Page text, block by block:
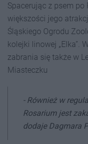
Spacerując z psem
większości jego
Śląskiego Ogrodu
kolejki linowej „Elka”.
zabrania się także w
Miasteczku
- Również w
Rosarium jest
dodaje Dagmara